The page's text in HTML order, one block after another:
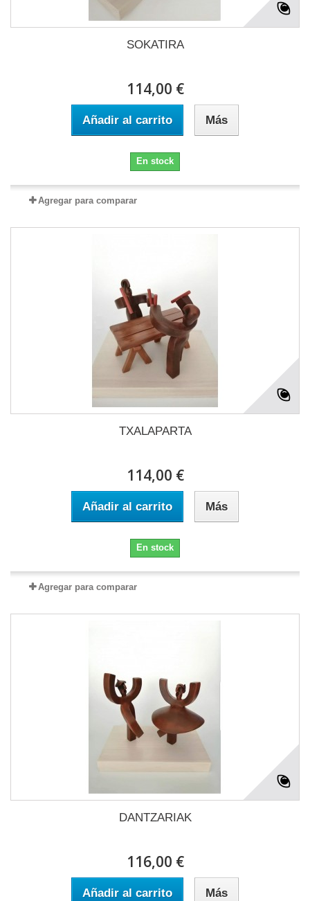
SOKATIRA
114,00 €
Añadir al carrito Más
En stock
Agregar para comparar
TXALAPARTA
114,00 €
Añadir al carrito Más
En stock
Agregar para comparar
DANTZARIAK
116,00 €
Añadir al carrito Más